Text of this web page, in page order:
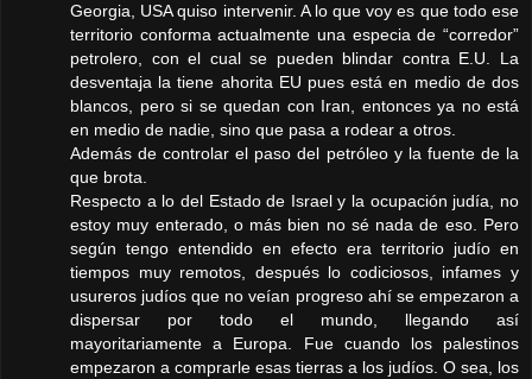
Georgia, USA quiso intervenir. A lo que voy es que todo ese
territorio conforma actualmente una especia de “corredor”
petrolero, con el cual se pueden blindar contra E.U. La
desventaja la tiene ahorita EU pues está en medio de dos
blancos, pero si se quedan con Iran, entonces ya no está
en medio de nadie, sino que pasa a rodear a otros.
Además de controlar el paso del petróleo y la fuente de la
que brota.
Respecto a lo del Estado de Israel y la ocupación judía, no
estoy muy enterado, o más bien no sé nada de eso. Pero
según tengo entendido en efecto era territorio judío en
tiempos muy remotos, después lo codiciosos, infames y
usureros judíos que no veían progreso ahí se empezaron a
dispersar por todo el mundo, llegando así
mayoritariamente a Europa. Fue cuando los palestinos
empezaron a comprarle esas tierras a los judíos. O sea, los